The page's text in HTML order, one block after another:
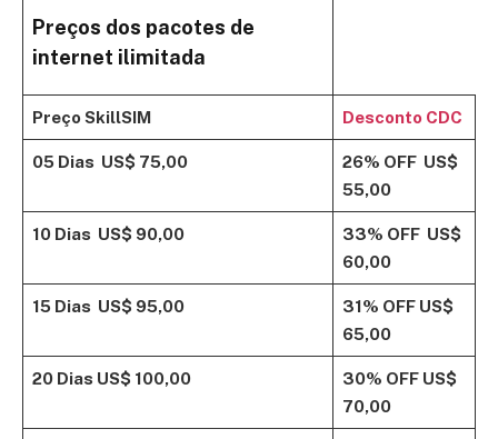
Preços dos pacotes de
internet ilimitada
Preço SkillSIM Desconto CDC
05 Dias US$ 75,00 26% OFFUS$
55,00
10 Dias US$ 90,00 33% OFFUS$
60,00
15 Dias US$ 95,00 31% OFFUS$
65,00
20 Dias US$ 100,00 30% OFFUS$
70,00